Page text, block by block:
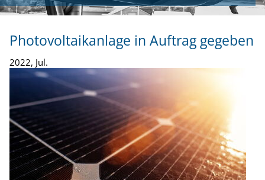
Photovoltaikanlage in Auftrag gegeben
2022, Jul.